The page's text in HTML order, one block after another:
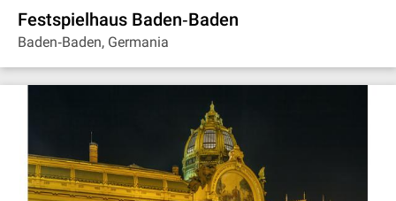
Festspielhaus Baden‐Baden
Baden‐Baden, Germania